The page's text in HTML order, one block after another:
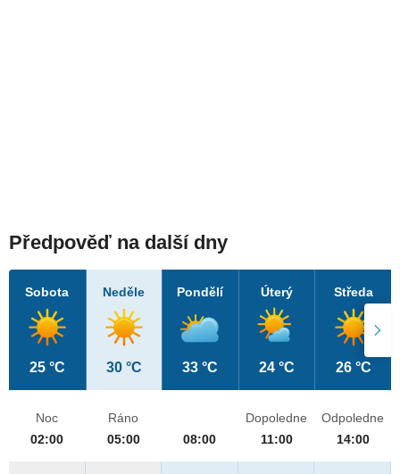
Předpověď na další dny
Sobota
25 °C
Neděle
30 °C
Pondělí
33 °C
Úterý
24 °C
Středa
26 °C
Noc
02:00
Ráno
05:00
08:00
Dopoledne
11:00
Odpoledne
14:00